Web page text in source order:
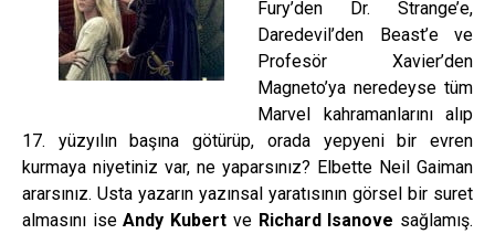
Fury’den Dr. Strange’e,
Daredevil’den Beast’e ve
Profesör Xavier’den
Magneto’ya neredeyse tüm
Marvel kahramanlarını alıp
17. yüzyılın başına götürüp, orada yepyeni bir evren
kurmaya niyetiniz var, ne yaparsınız? Elbette Neil Gaiman
ararsınız. Usta yazarın yazınsal yaratısının görsel bir suret
almasını iseAndy Kubert ve Richard Isanove sağlamış.